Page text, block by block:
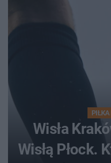
PIŁKA
Wisła
Wisłą Płock.